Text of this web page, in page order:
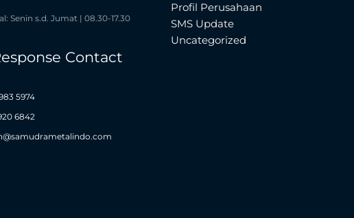
Senin s.d. Jumat | 08.30-17.30
Contact
5974
6842
Profil Perusahaan
SMS Update
Uncategorized